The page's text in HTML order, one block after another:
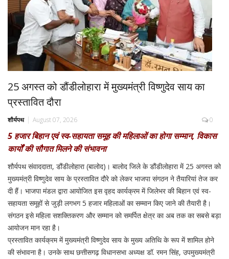
25 अगस्त को डौंडीलोहारा में मुख्यमंत्री विष्णुदेव साय का
प्रस्तावित दौरा
शौर्यपथ August 07, 2026 0
5 हजार बिहान एवं स्व-सहायता समूह की महिलाओं का होगा सम्मान, विकास
कार्यों की सौगात मिलने की संभावना
शौर्यपथ संवाददाता, डौंडीलोहारा (बालोद)। बालोद जिले के डौंडीलोहारा में 25 अगस्त को
मुख्यमंत्री विष्णुदेव साय के प्रस्तावित दौरे को लेकर भाजपा संगठन ने तैयारियां तेज कर
दी हैं। भाजपा मंडल द्वारा आयोजित इस वृहद कार्यक्रम में जिलेभर की बिहान एवं स्व-
सहायता समूहों से जुड़ी लगभग 5 हजार महिलाओं का सम्मान किए जाने की तैयारी है।
संगठन इसे महिला सशक्तिकरण और सम्मान को समर्पित क्षेत्र का अब तक का सबसे बड़ा
आयोजन मान रहा है।
प्रस्तावित कार्यक्रम में मुख्यमंत्री विष्णुदेव साय के मुख्य अतिथि के रूप में शामिल होने
की संभावना है। उनके साथ छत्तीसगढ़ विधानसभा अध्यक्ष डॉ. रमन सिंह, उपमुख्यमंत्री